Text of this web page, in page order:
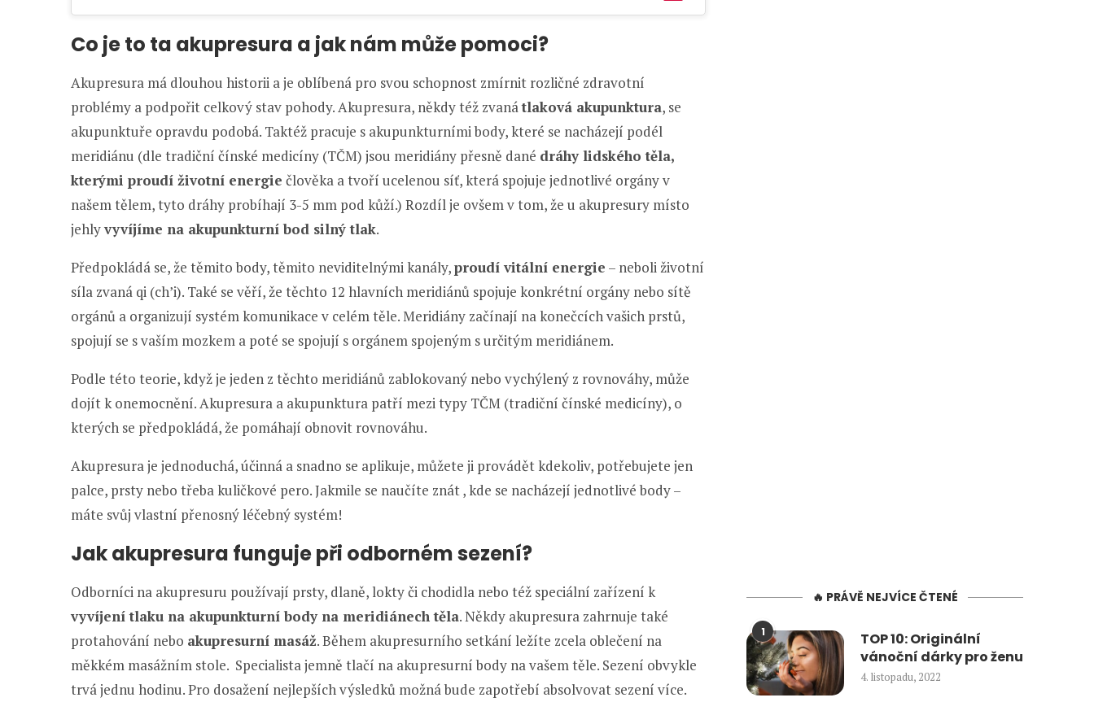
Co je to ta akupresura a jak nám může pomoci?
Akupresura má dlouhou historii a je oblíbená pro svou schopnost zmírnit rozličné zdravotní
problémy a podpořit celkový stav pohody. Akupresura, někdy též zvanátlaková akupunktura, se
akupunktuře opravdu podobá. Taktéž pracuje s akupunkturními body, které se nacházejí podél
meridiánu (dle tradiční čínské medicíny (TČM) jsou meridiány přesně dané dráhy lidského těla,
kterými proudí životní energie člověka a tvoří ucelenou síť, která spojuje jednotlivé orgány v
našem tělem, tyto dráhy probíhají 3-5 mm pod kůží.) Rozdíl je ovšem v tom, že u akupresury místo
jehlyvyvíjíme na akupunkturní bod silný tlak.
Předpokládá se, že těmito body, těmito neviditelnými kanály,proudí vitální energie – neboli životní
síla zvaná qi (ch’i). Také se věří, že těchto 12 hlavních meridiánů spojuje konkrétní orgány nebo sítě
orgánů a organizují systém komunikace v celém těle. Meridiány začínají na konečcích vašich prstů,
spojují se s vaším mozkem a poté se spojují s orgánem spojeným s určitým meridiánem.
Podle této teorie, když je jeden z těchto meridiánů zablokovaný nebo vychýlený z rovnováhy, může
dojít k onemocnění. Akupresura a akupunktura patří mezi typy TČM (tradiční čínské medicíny), o
kterých se předpokládá, že pomáhají obnovit rovnováhu.
Akupresura je jednoduchá, účinná a snadno se aplikuje, můžete ji provádět kdekoliv, potřebujete jen
palce, prsty nebo třeba kuličkové pero. Jakmile se naučíte znát , kde se nacházejí jednotlivé body –
máte svůj vlastní přenosný léčebný systém!
Jak akupresura funguje při odborném sezení?
Odborníci na akupresuru používají prsty, dlaně, lokty či chodidla nebo též speciální zařízení k
vyvíjení tlaku na akupunkturní body na meridiánech těla. Někdy akupresura zahrnuje také
protahování nebo akupresurní masáž. Během akupresurního setkání ležíte zcela oblečení na
měkkém masážním stole. Specialista jemně tlačí na akupresurní body na vašem těle. Sezení obvykle
trvá jednu hodinu. Pro dosažení nejlepších výsledků možná bude zapotřebí absolvovat sezení více.
🔥 PRÁVĚ NEJVÍCE ČTENÉ
1
TOP 10: Originální
vánoční dárky pro ženu
4. listopadu, 2022